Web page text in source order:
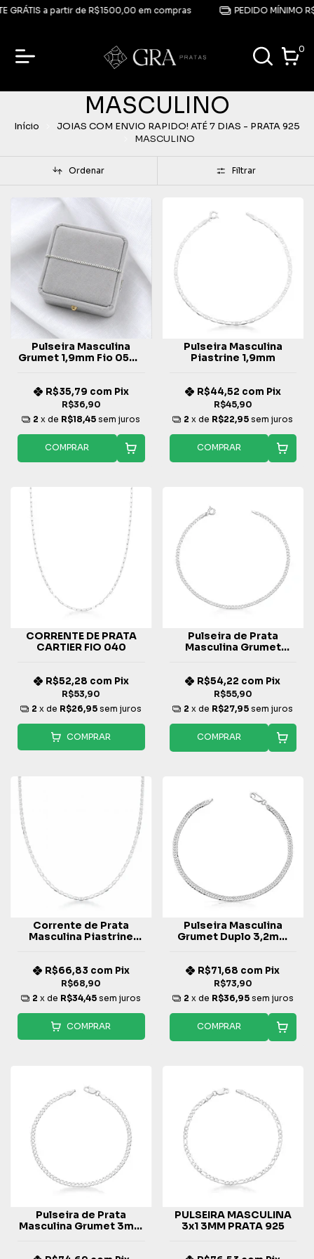
GRÁTIS a partir de R$1500,00 em compras PEDIDO MÍNIMO
0
MASCULINO
Início
JOIAS COM ENVIO RAPIDO! ATÉ 7 DIAS - PRATA 925
MASCULINO
Ordenar Filtrar
Pulseira Masculina
Grumet 1,9mm Fio 050 -
R$36,90
R$35,79 com Pix
2 x de R$18,45 sem juros
COMPRAR
Pulseira Masculina
Piastrine 1,9mm
R$45,90
R$44,52 com Pix
2 x de R$22,95 sem juros
COMPRAR
CORRENTE DE PRATA
CARTIER FIO 040
R$53,90
R$52,28 com Pix
2 x de R$26,95 sem juros
COMPRAR
Pulseira de Prata
Masculina Grumet
R$55,90
R$54,22 com Pix
2 x de R$27,95 sem juros
COMPRAR
Corrente de Prata
Masculina Piastrine
R$68,90
R$66,83 com Pix
2 x de R$34,45 sem juros
COMPRAR
Pulseira Masculina
Grumet Duplo 3,2mm
R$73,90
R$71,68 com Pix
2 x de R$36,95 sem juros
COMPRAR
Pulseira de Prata
Masculina Grumet 3mm
PULSEIRA MASCULINA
3x1 3MM PRATA 925